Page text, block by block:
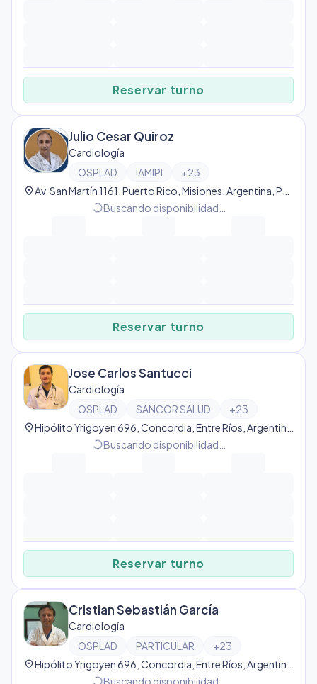
Reservar turno
Julio Cesar Quiroz
Cardiología
OSPLAD
IAMIPI +23
location_on
progress_activityBuscando disponibilidad…
Reservar turno
Jose Carlos Santucci
Cardiología
OSPLAD
SANCOR SALUD +23
location_on
progress_activityBuscando disponibilidad…
Reservar turno
Cristian Sebastián García
Cardiología
OSPLAD
PARTICULAR +23
location_on
Buscando disponibilidad…